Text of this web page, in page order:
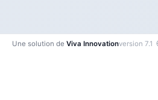
Une solution de Viva Innovationversion 7.1